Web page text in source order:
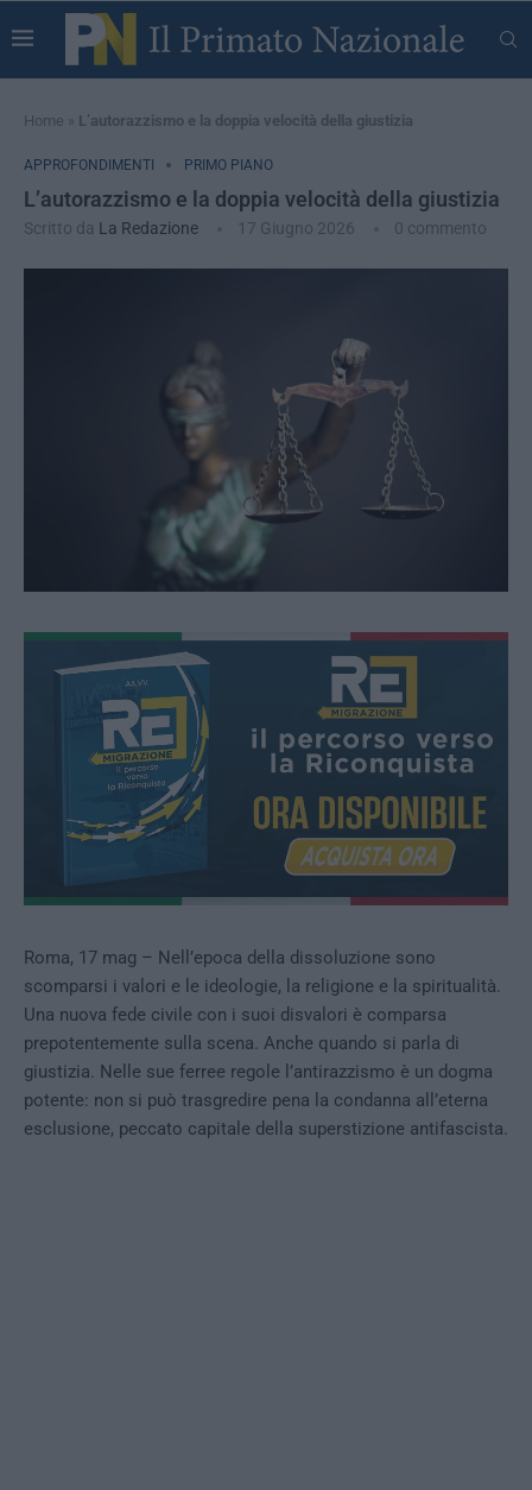
Home » L’autorazzismo e la doppia velocità della giustizia
APPROFONDIMENTI PRIMO PIANO
L’autorazzismo e la doppia velocità della giustizia
Scritto da La Redazione 17 Giugno 2026 0 commento
Roma, 17 mag – Nell’epoca della dissoluzione sono
scomparsi i valori e le ideologie, la religione e la spiritualità.
Una nuova fede civile con i suoi disvalori è comparsa
prepotentemente sulla scena. Anche quando si parla di
giustizia. Nelle sue ferree regole l’antirazzismo è un dogma
potente: non si può trasgredire pena la condanna all’eterna
esclusione, peccato capitale della superstizione antifascista.